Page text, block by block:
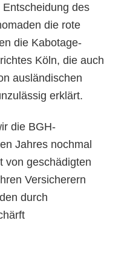
des
die rote
die Kabotage-
Köln, die auch
ausländischen
erklärt.
die BGH-
Jahres nochmal
von geschädigten
Versicherern
durch